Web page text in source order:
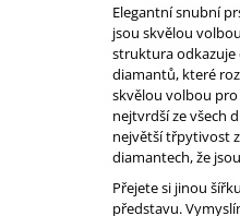
Elegantní snubní
jsou skvělou
struktura odkazuje
diamantů, které
skvělou volbou
nejtvrdší ze všech
největší třpytivost
diamantech, že
Přejete si jinou
představu.